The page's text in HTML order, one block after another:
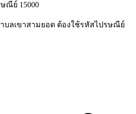
ณีย์ 15000
บลเขาสามยอด ต้องใช้รหัสไปรษณีย์